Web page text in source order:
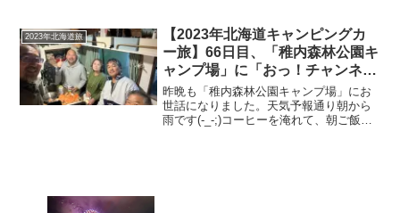
した商品が稚内センターに到着していな
い(-_-;)...
2023年北海道旅
【2023年北海道キャンピングカ
ー旅】66日目、「稚内森林公園キ
ャンプ場」に「おっ！チャンネ
ル」さん登場！夜は我が家で大宴
会♪
昨晩も「稚内森林公園キャンプ場」にお
世話になりました。天気予報通り朝から
雨です(-_-;)コーヒーを淹れて、朝ご飯は